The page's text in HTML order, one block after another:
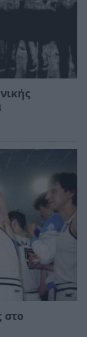
στο